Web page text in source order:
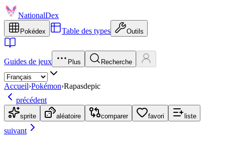
NationalDex
Pokédex Table des types Outils
Guides de jeux Plus Recherche
Accueil›Pokémon›Rapasdepic
précédent
sprite aléatoire comparer favori liste
suivant